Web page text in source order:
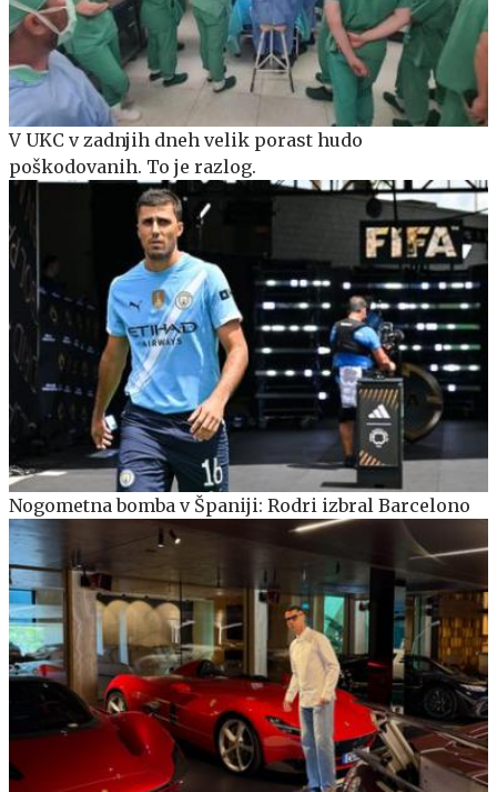
V UKC v zadnjih dneh velik porast hudo
poškodovanih. To je razlog.
Nogometna bomba v Španiji: Rodri izbral Barcelono